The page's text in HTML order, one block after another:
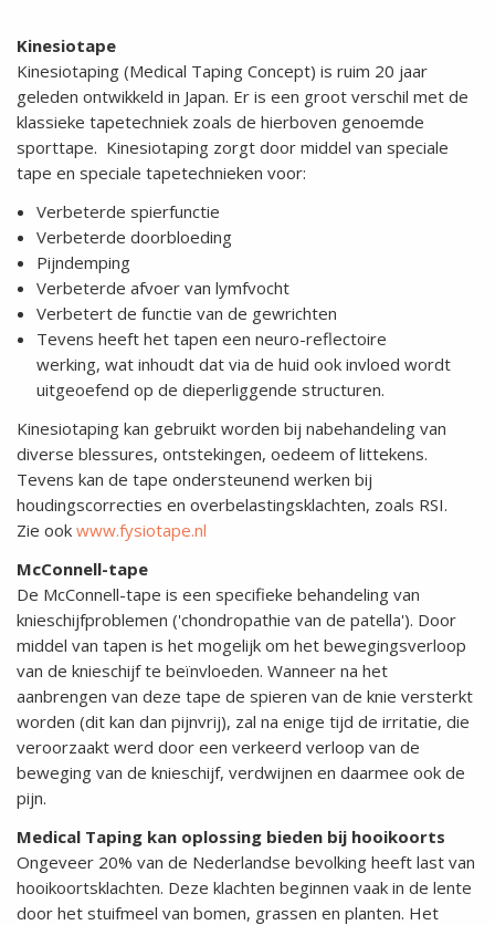
Kinesiotape
Kinesiotaping (Medical Taping Concept) is ruim 20 jaar
geleden ontwikkeld in Japan. Er is een groot verschil met de
klassieke tapetechniek zoals de hierboven genoemde
sporttape. Kinesiotaping zorgt door middel van speciale
tape en speciale tapetechnieken voor:
Verbeterde spierfunctie
Verbeterde doorbloeding
Pijndemping
Verbeterde afvoer van lymfvocht
Verbetert de functie van de gewrichten
Tevens heeft het tapen een neuro-reflectoire
werking, wat inhoudt dat via de huid ook invloed wordt
uitgeoefend op de dieperliggende structuren.
Kinesiotaping kan gebruikt worden bij nabehandeling van
diverse blessures, ontstekingen, oedeem of littekens.
Tevens kan de tape ondersteunend werken bij
houdingscorrecties en overbelastingsklachten, zoals RSI.
Zie ook www.fysiotape.nl
McConnell-tape
De McConnell-tape is een specifieke behandeling van
knieschijfproblemen ('chondropathie van de patella'). Door
middel van tapen is het mogelijk om het bewegingsverloop
van de knieschijf te beïnvloeden. Wanneer na het
aanbrengen van deze tape de spieren van de knie versterkt
worden (dit kan dan pijnvrij), zal na enige tijd de irritatie, die
veroorzaakt werd door een verkeerd verloop van de
beweging van de knieschijf, verdwijnen en daarmee ook de
pijn.
Medical Taping kan oplossing bieden bij hooikoorts
Ongeveer 20% van de Nederlandse bevolking heeft last van
hooikoortsklachten. Deze klachten beginnen vaak in de lente
door het stuifmeel van bomen, grassen en planten. Het